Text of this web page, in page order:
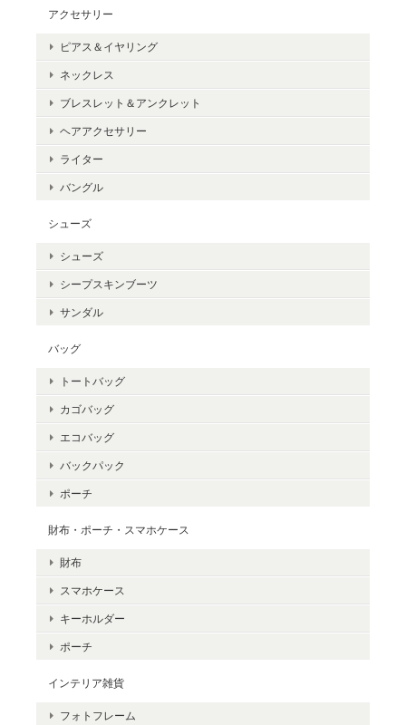
アクセサリー
ピアス＆イヤリング
ネックレス
ブレスレット＆アンクレット
ヘアアクセサリー
ライター
バングル
シューズ
シューズ
シープスキンブーツ
サンダル
バッグ
トートバッグ
カゴバッグ
エコバッグ
バックパック
ポーチ
財布・ポーチ・スマホケース
財布
スマホケース
キーホルダー
ポーチ
インテリア雑貨
フォトフレーム